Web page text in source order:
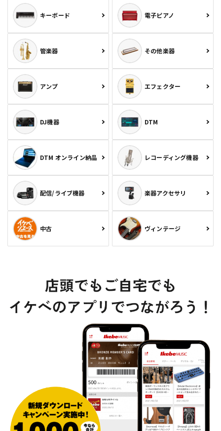
キーボード 電子ピアノ
管楽器 その他楽器
アンプ エフェクター
DJ機器 DTM
DTM オンライン納品 レコーディング機器
配信/ライブ機器 楽器アクセサリ
中古 ヴィンテージ